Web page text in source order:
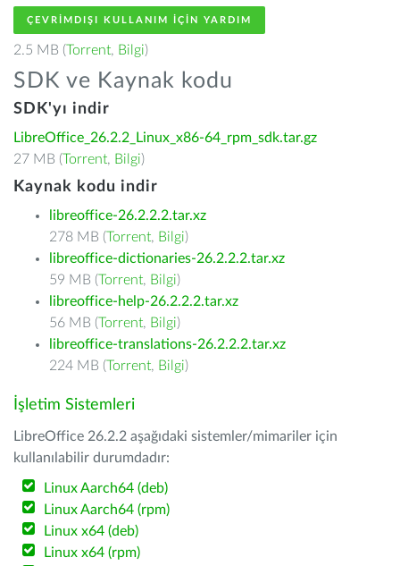
ÇEVRIMDIŞI KULLANIM IÇIN YARDIM
2.5 MB (Torrent, Bilgi)
SDK ve Kaynak kodu
SDK'yı indir
LibreOffice_26.2.2_Linux_x86-64_rpm_sdk.tar.gz
27 MB (Torrent, Bilgi)
Kaynak kodu indir
libreoffice-26.2.2.2.tar.xz
278 MB (Torrent, Bilgi)
libreoffice-dictionaries-26.2.2.2.tar.xz
59 MB (Torrent, Bilgi)
libreoffice-help-26.2.2.2.tar.xz
56 MB (Torrent, Bilgi)
libreoffice-translations-26.2.2.2.tar.xz
224 MB (Torrent, Bilgi)
İşletim Sistemleri
LibreOffice 26.2.2 aşağıdaki sistemler/mimariler için
kullanılabilir durumdadır:
Linux Aarch64 (deb)
Linux Aarch64 (rpm)
Linux x64 (deb)
Linux x64 (rpm)